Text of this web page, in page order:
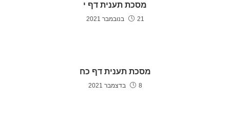
מסכת תענית דף י
21 בנובמבר 2021
מסכת תענית דף כח
8 בדצמבר 2021